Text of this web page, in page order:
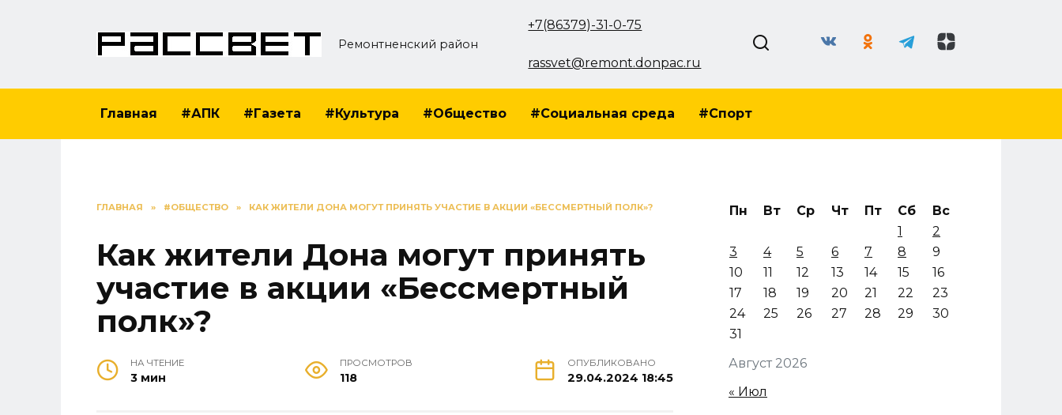
Ремонтненский район
+7(86379)-31-0-75
rassvet@remont.donpac.ru
Главная #АПК #Газета #Культура #Общество #Социальная среда #Спорт
ГЛАВНАЯ » #ОБЩЕСТВО » КАК ЖИТЕЛИ ДОНА МОГУТ ПРИНЯТЬ УЧАСТИЕ В АКЦИИ «БЕССМЕРТНЫЙ ПОЛК»?
Как жители Дона могут принять
участие в акции «Бессмертный
полк»?
НА ЧТЕНИЕ
3 мин
ПРОСМОТРОВ
118
ОПУБЛИКОВАНО
29.04.2024 18:45
Август 2026
Пн Вт Ср Чт Пт Сб
Вс
1
2
3
4 5 6 7 8
9
10
11 12 13 14 15
16
17
18 19 20 21 22
23
24
25 26 27 28 29
30
31
« Июл